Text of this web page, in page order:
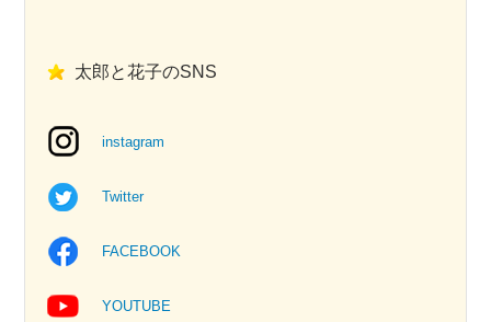
太郎と花子のSNS
instagram
Twitter
FACEBOOK
YOUTUBE